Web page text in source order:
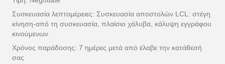
Συσκευασία λεπτομέρειες: Συσκευασία αποστολών LCL: στέγη
κίνηση-από τη συσκευασία, πλαίσιο χάλυβα, κάλυψη εγγράφου
κινούμενων
Χρόνος παράδοσης: 7 ημέρες μετά από έλαβε την κατάθεσή
σας